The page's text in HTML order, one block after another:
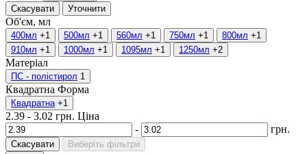
Скасувати
Уточнити
Об'єм, мл
400мл +1 500мл +1 560мл +1 750мл +1 800мл +1
910мл +1 1000мл +1 1095мл +1 1250мл +2
Матеріал
ПС - полістирол 1
Квадратна Форма
Квадратна +1
2.39 - 3.02 грн. Ціна
-
грн.
Скасувати
Виберіть фільтри